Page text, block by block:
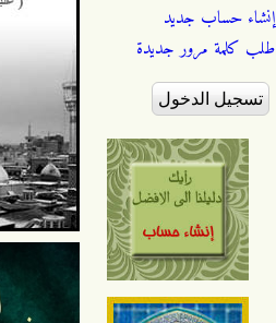
إنشاء حساب جديد
طلب كلمة مرور جديدة